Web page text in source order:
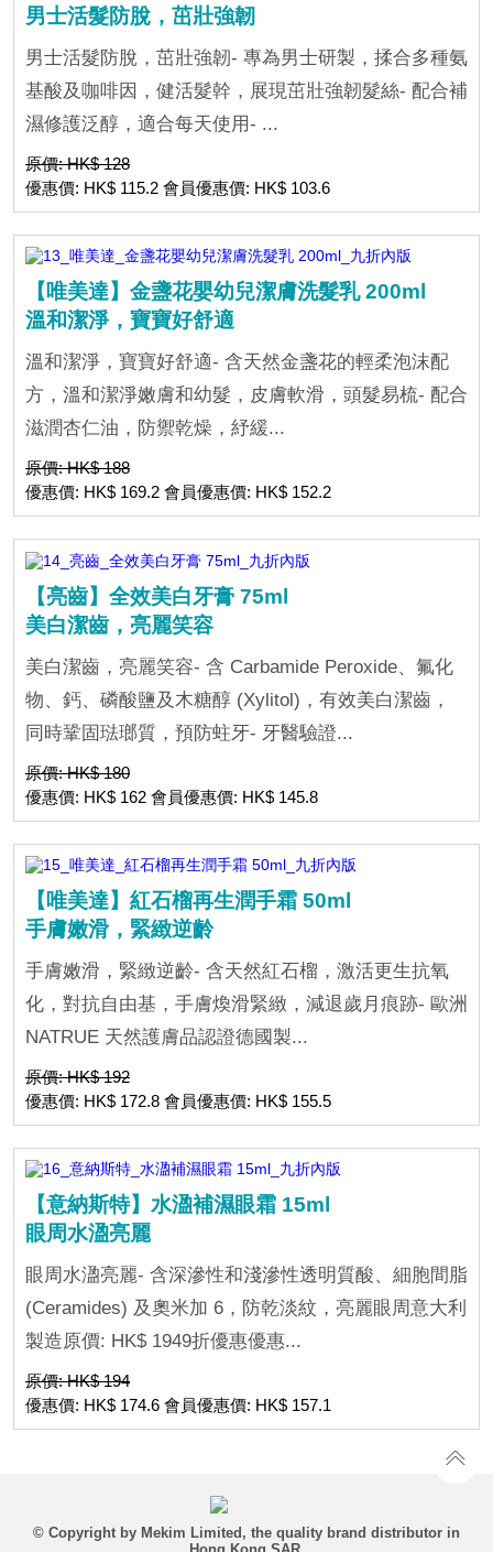
男士活髮防脫，茁壯強韌
男士活髮防脫，茁壯強韌- 專為男士研製，揉合多種氨
基酸及咖啡因，健活髮幹，展現茁壯強韌髮絲- 配合補
濕修護泛醇，適合每天使用- ...
原價: HK$ 128
優惠價: HK$ 115.2 會員優惠價: HK$ 103.6
【唯美達】金盞花嬰幼兒潔膚洗髮乳 200ml
溫和潔淨，寶寶好舒適
溫和潔淨，寶寶好舒適- 含天然金盞花的輕柔泡沫配
方，溫和潔淨嫩膚和幼髮，皮膚軟滑，頭髮易梳- 配合
滋潤杏仁油，防禦乾燥，紓緩...
原價: HK$ 188
優惠價: HK$ 169.2 會員優惠價: HK$ 152.2
【亮齒】全效美白牙膏 75ml
美白潔齒，亮麗笑容
美白潔齒，亮麗笑容- 含 Carbamide Peroxide、氟化
物、鈣、磷酸鹽及木糖醇 (Xylitol)，有效美白潔齒，
同時鞏固琺瑯質，預防蛀牙- 牙醫驗證...
原價: HK$ 180
優惠價: HK$ 162 會員優惠價: HK$ 145.8
【唯美達】紅石榴再生潤手霜 50ml
手膚嫩滑，緊緻逆齡
手膚嫩滑，緊緻逆齡- 含天然紅石榴，激活更生抗氧
化，對抗自由基，手膚煥滑緊緻，減退歲月痕跡- 歐洲
NATRUE 天然護膚品認證德國製...
原價: HK$ 192
優惠價: HK$ 172.8 會員優惠價: HK$ 155.5
【意納斯特】水溋補濕眼霜 15ml
眼周水溋亮麗
眼周水溋亮麗- 含深滲性和淺滲性透明質酸、細胞間脂
(Ceramides) 及奧米加 6，防乾淡紋，亮麗眼周意大利
製造原價: HK$ 1949折優惠優惠...
原價: HK$ 194
優惠價: HK$ 174.6 會員優惠價: HK$ 157.1
© Copyright by Mekim Limited, the quality brand distributor in